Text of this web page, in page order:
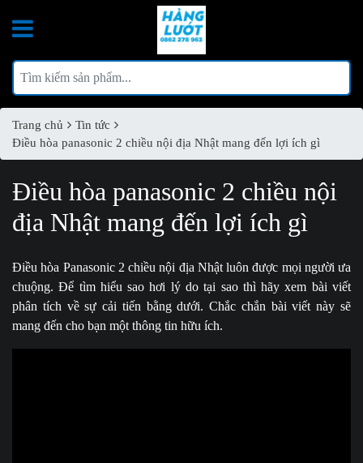
Trang chủ
Tin tức
Điều hòa panasonic 2 chiều nội địa Nhật mang đến lợi ích gì
Điều hòa panasonic 2 chiều nội
địa Nhật mang đến lợi ích gì
Điều hòa Panasonic 2 chiều nội địa Nhật luôn được mọi người ưa
chuộng. Để tìm hiểu sao hơi lý do tại sao thì hãy xem bài viết
phân tích về sự cải tiến bằng dưới. Chắc chắn bài viết này sẽ
mang đến cho bạn một thông tin hữu ích.